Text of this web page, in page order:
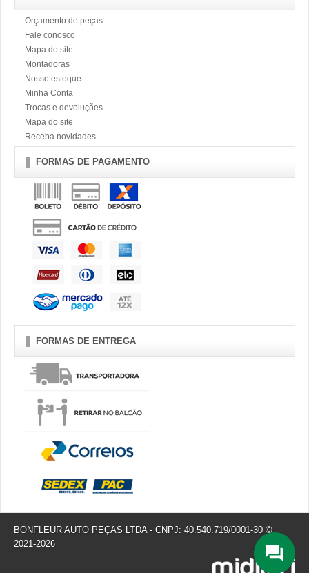
Orçamento de peças
Fale conosco
Mapa do site
Montadoras
Nosso estoque
Minha Conta
Trocas e devoluções
Mapa do site
Receba novidades
FORMAS DE PAGAMENTO
FORMAS DE ENTREGA
BONFLEUR AUTO PEÇAS LTDA - CNPJ: 40.540.719/0001-30 ©
2021-2026